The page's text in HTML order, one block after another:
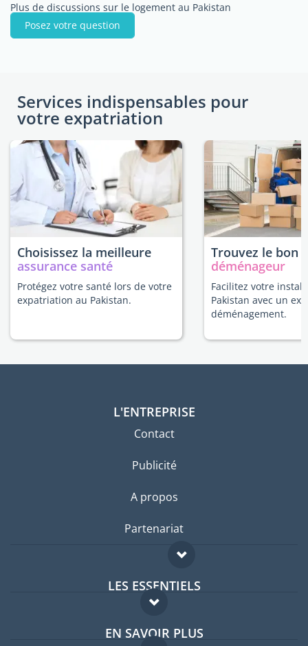
Plus de discussions sur le logement au Pakistan
Posez votre question
Services indispensables pour
votre expatriation
Choisissez la meilleure
assurance santé
Protégez votre santé lors de votre
expatriation au Pakistan.
Trouvez le bon
déménageur
Facilitez votre
Pakistan avec un
déménagement.
L'ENTREPRISE
Contact
Publicité
A propos
Partenariat
LES ESSENTIELS
Forum expatriés
Guides pays
EN SAVOIR PLUS